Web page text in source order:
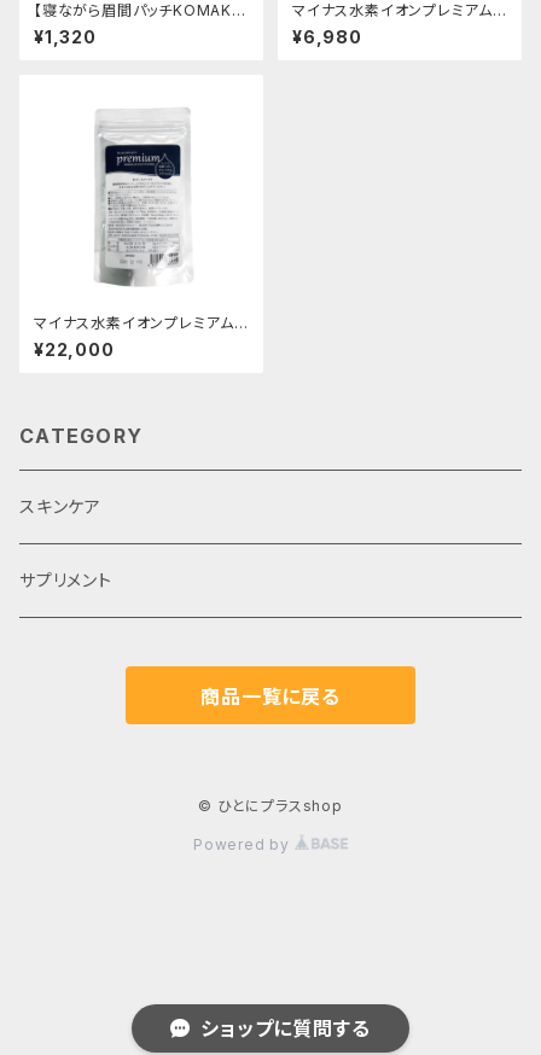
ショップに質問する
【寝ながら眉間パッチKOMAK
O】眉間 口もと 目もと 送
料無料
¥1,320
マイナス水素イオンプレミアム
60カプセル
¥6,980
マイナス水素イオンプレミアム2
10カプセル 送料無料 水素サ
プリ 水素サプリ効果 水素効
¥22,000
CATEGORY
スキンケア
サプリメント
商品一覧に戻る
© ひとにプラスshop
Powered by